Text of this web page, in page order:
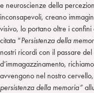
e neuroscienze della
inconsapevoli, creano
visivo, lo portano oltre i
citata “Persistenza della
nostri ricordi con il passare
d’immagazzinamento,
avvengono nel nostro
persistenza della memoria”